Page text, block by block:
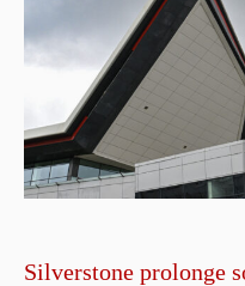
Silverstone prolonge